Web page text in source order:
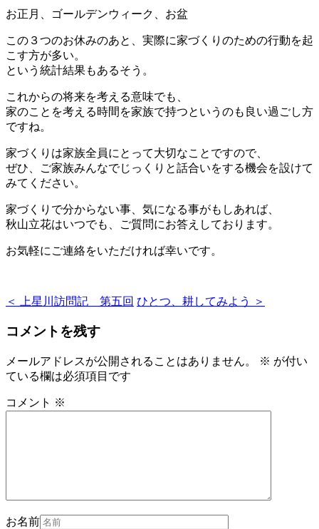
お正月、ゴールデンウィーク、お盆
この３つのお休みのあと、実際に家づくりのための行動を起
こす方が多い。
という統計結果もあるそう。
これからの将来を考える意味でも、
家のことを考える時間を家族で持つというのも良い過ごし方
ですね。
家づくりは家族全員にとって大切なことですので、
ぜひ、ご家族みんなでじっくりと話合いをする機会を設けて
みてください。
家づくりで分からない事、気になる事がもしあれば、
秋山立花はいつでも、ご質問にお答えしております。
お気軽にご連絡をいただければ幸いです。
＜ 上星川訪問記 第五回 ひとつ、耕してみよう ＞
コメントを残す
メールアドレスが公開されることはありません。 ※ が付い
ている欄は必須項目です
コメント ※
お名前